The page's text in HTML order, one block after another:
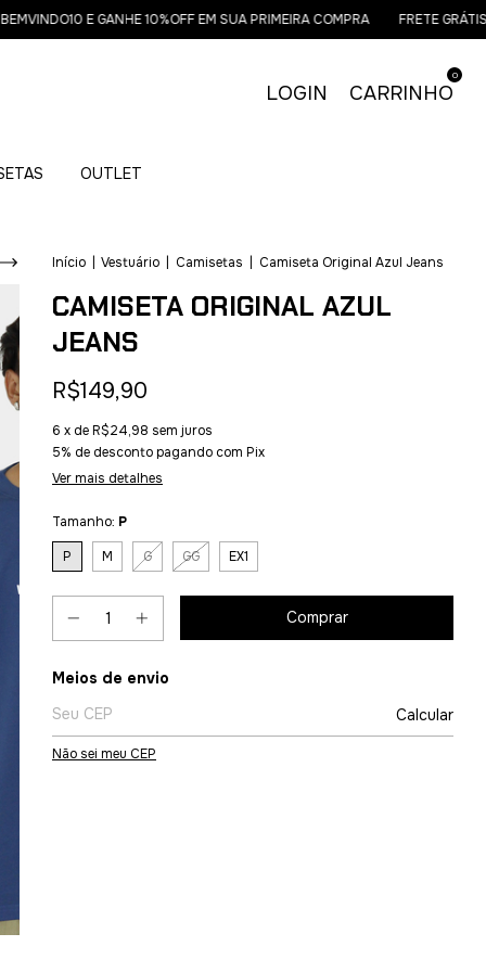
E GANHE 10%OFF EM SUA PRIMEIRA COMPRA FRETE GRÁTIS
LOGIN CARRINHO
0
OUTLET
Início Vestuário Camisetas Camiseta Original Azul Jeans
CAMISETA ORIGINAL AZUL
JEANS
R$149,90
6 x deR$24,98 sem juros
5% de descontopagando com Pix
Ver mais detalhes
Tamanho: P
P
M G GG EX1
Entregas para o CEP:
Meios de envio
Calcular
Não sei meu CEP